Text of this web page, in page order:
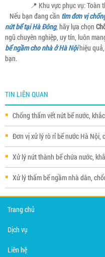
📍 Khu vực phục vụ: Toàn
Nếu bạn đang cần tìm đơn vị
nứt bể tại Hà Đông, hãy lựa chọn
ngũ chuyên nghiệp, uy tín, luôn
bể ngầm cho nhà ở Hà Nộihiệu
bạn.
TIN LIÊN QUAN
Chống thấm vết nứt bể nước,
Đơn vị xử lý rò rỉ bể nước Hà Nội,
Xử lý nứt thành bể chứa nước,
Xử lý thấm bể ngầm nhà dân,
Trang chủ
Dịch vụ
Liên hệ